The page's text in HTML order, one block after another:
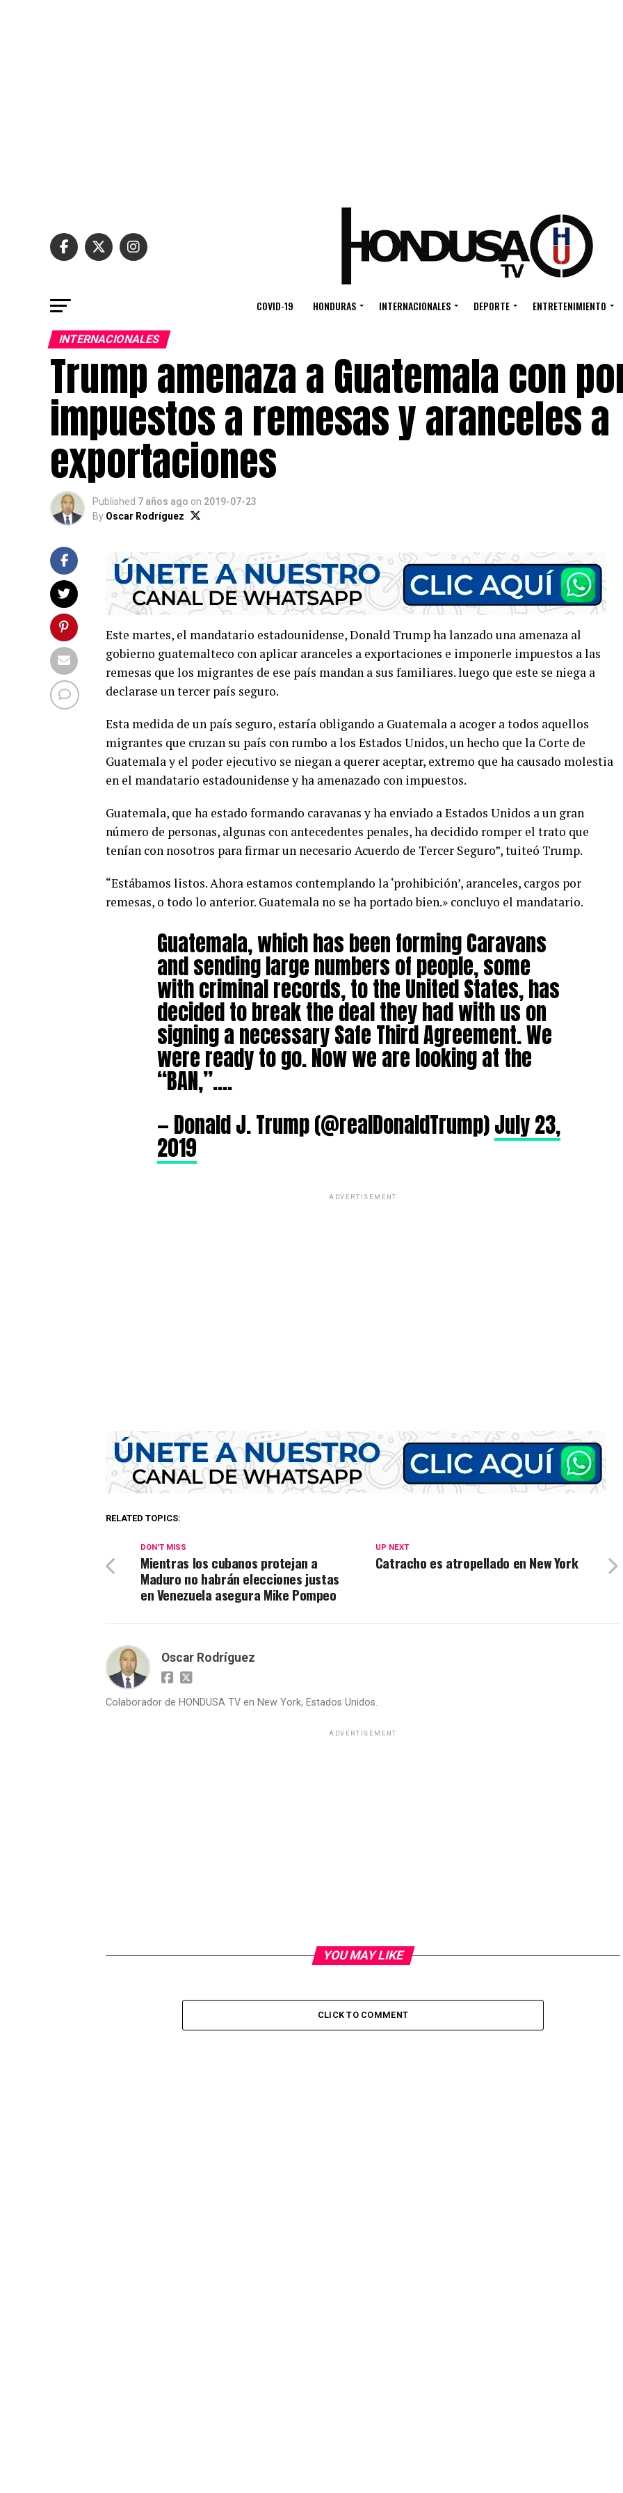
COVID-19 HONDURAS INTERNACIONALES DEPORTE ENTRETENIMIENTO
INTERNACIONALES
Trump amenaza a Guatemala con
impuestos a remesas y aranceles a
exportaciones
Published 7 años ago on 2019-07-23
By Oscar Rodríguez
Este martes, el mandatario estadounidense, Donald Trump ha lanzado una amenaza al
gobierno guatemalteco con aplicar aranceles a exportaciones e imponerle impuestos a las
remesas que los migrantes de ese país mandan a sus familiares. luego que este se niega a
declarase un tercer país seguro.
Esta medida de un país seguro, estaría obligando a Guatemala a acoger a todos aquellos
migrantes que cruzan su país con rumbo a los Estados Unidos, un hecho que la Corte de
Guatemala y el poder ejecutivo se niegan a querer aceptar, extremo que ha causado molestia
en el mandatario estadounidense y ha amenazado con impuestos.
Guatemala, que ha estado formando caravanas y ha enviado a Estados Unidos a un gran
número de personas, algunas con antecedentes penales, ha decidido romper el trato que
tenían con nosotros para firmar un necesario Acuerdo de Tercer Seguro”, tuiteó Trump.
“Estábamos listos. Ahora estamos contemplando la ‘prohibición’, aranceles, cargos por
remesas, o todo lo anterior. Guatemala no se ha portado bien.» concluyo el mandatario.
Guatemala, which has been forming Caravans
and sending large numbers of people, some
with criminal records, to the United States, has
decided to break the deal they had with us on
signing a necessary Safe Third Agreement. We
were ready to go. Now we are looking at the
“BAN,”….
— Donald J. Trump (@realDonaldTrump)July 23,
2019
ADVERTISEMENT
RELATED TOPICS:
UP NEXT
Catracho es atropellado en New York
DON'T MISS
Mientras los cubanos protejan a
Maduro no habrán elecciones justas
en Venezuela asegura Mike Pompeo
Oscar Rodríguez
Colaborador de HONDUSA TV en New York, Estados Unidos.
ADVERTISEMENT
YOU MAY LIKE
CLICK TO COMMENT